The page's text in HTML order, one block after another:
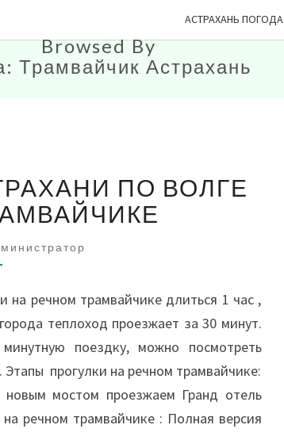
АСТРАХАНЬ ПОГОДА
Browsed By
Трамвайчик Астрахань
ПО ВОЛГЕ
на речном трамвайчике длиться 1 час ,
теплоход проезжает за 30 минут.
поездку, можно посмотреть
прогулки на речном трамвайчике:
мостом проезжаем Гранд отель
на речном трамвайчике : Полная версия